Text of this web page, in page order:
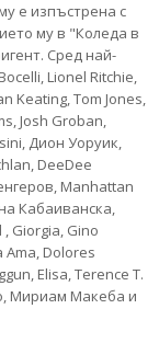
е изпъстрена с
му в "Коледа в
Сред най-
Lionel Ritchie,
Keating, Tom Jones,
Josh Groban,
Дион Уоруик,
DeeDee
Manhattan
Кабаиванска,
Giorgia, Gino
Ama, Dolores
Elisa, Terence T.
Мириам Макеба и